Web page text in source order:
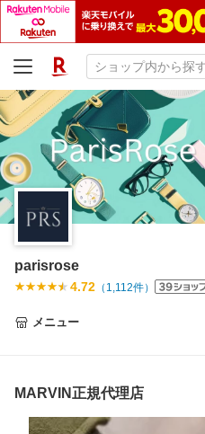
parisrose
4.72 （ 1,112件）
メニュー
MARVIN正規代理店